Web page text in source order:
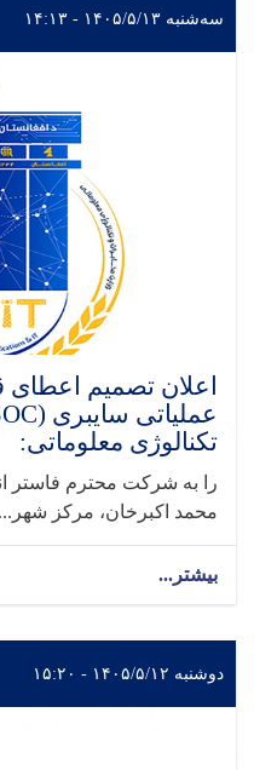
سه‌شنبه ۱۴۰۵/۵/۱۳ - ۱۴:۱۳
اعلان تصمیم اعطای
تکنالوژی معلوماتی:
را به شرکت محترم فاستر
محمد اکبرخان، مرکز شهر...
بیشتر...
دوشنبه ۱۴۰۵/۵/۱۲ - ۱۵:۲۰